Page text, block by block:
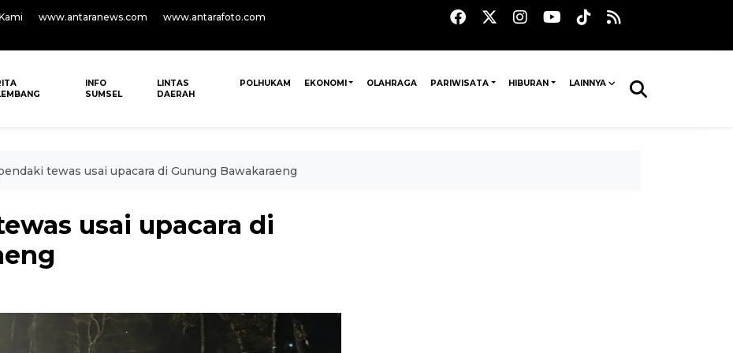
www.antaranews.com
www.antarafoto.com
INFO
SUMSEL
LINTAS
DAERAH
POLHUKAM EKONOMI OLAHRAGA PARIWISATA HIBURAN LAINNYA
tewas usai upacara di Gunung Bawakaraeng
usai upacara di